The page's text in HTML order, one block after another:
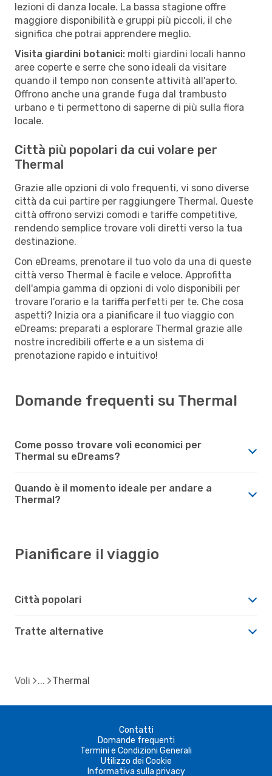
lezioni di danza locale. La bassa stagione offre
maggiore disponibilità e gruppi più piccoli, il che
significa che potrai apprendere meglio.
Visita giardini botanici: molti giardini locali hanno
aree coperte e serre che sono ideali da visitare
quando il tempo non consente attività all'aperto.
Offrono anche una grande fuga dal trambusto
urbano e ti permettono di saperne di più sulla flora
locale.
Città più popolari da cui volare per
Thermal
Grazie alle opzioni di volo frequenti, vi sono diverse
città da cui partire per raggiungere Thermal. Queste
città offrono servizi comodi e tariffe competitive,
rendendo semplice trovare voli diretti verso la tua
destinazione.
Con eDreams, prenotare il tuo volo da una di queste
città verso Thermal è facile e veloce. Approfitta
dell'ampia gamma di opzioni di volo disponibili per
trovare l'orario e la tariffa perfetti per te. Che cosa
aspetti? Inizia ora a pianificare il tuo viaggio con
eDreams: preparati a esplorare Thermal grazie alle
nostre incredibili offerte e a un sistema di
prenotazione rapido e intuitivo!
Domande frequenti su Thermal
Come posso trovare voli economici per
Thermal su eDreams?
Quando è il momento ideale per andare a
Thermal?
Pianificare il viaggio
Città popolari
Tratte alternative
Voli Thermal
Contatti
Domande frequenti
Termini e Condizioni Generali
Utilizzo dei Cookie
Informativa sulla privacy